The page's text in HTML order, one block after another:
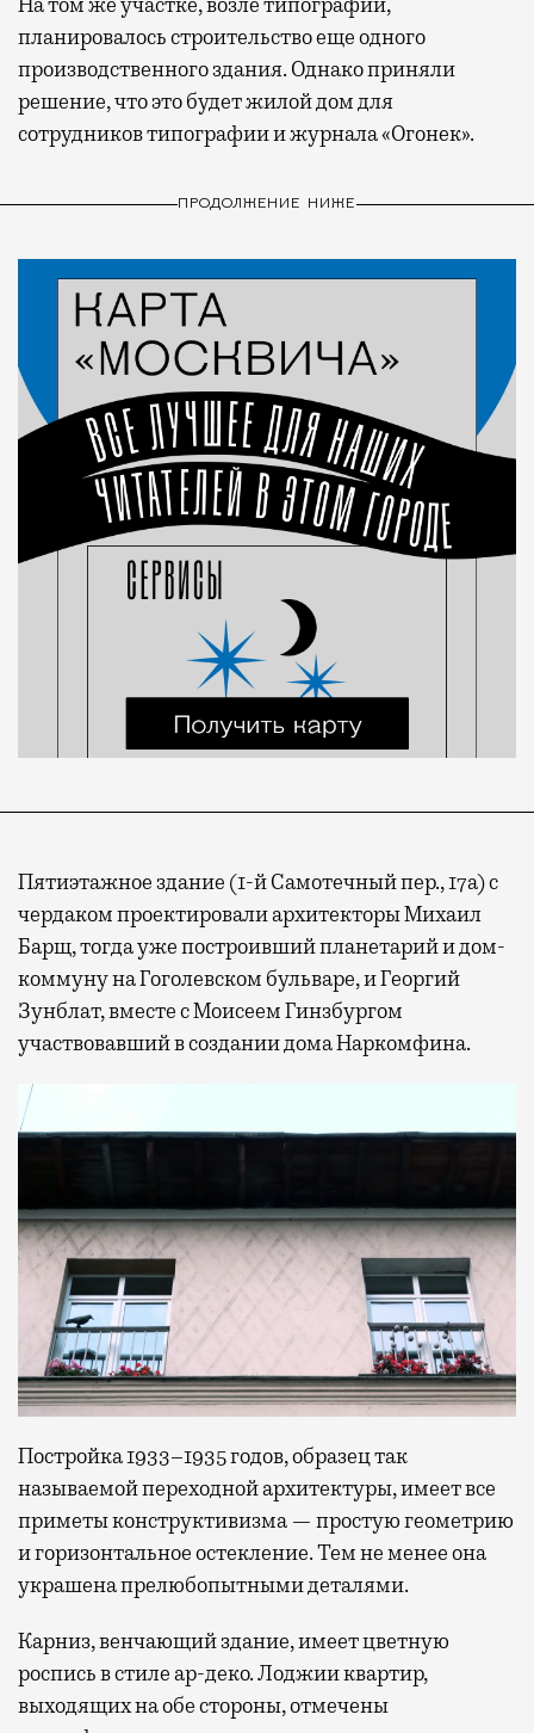
планировалось строительство еще одного
производственного здания. Однако приняли
решение, что это будет жилой дом для
сотрудников типографии и журнала «Огонек».
ПРОДОЛЖЕНИЕ НИЖЕ
Пятиэтажное здание (1-й Самотечный пер., 17а) с
чердаком проектировали архитекторы Михаил
Барщ, тогда уже построивший планетарий и дом-
коммуну на Гоголевском бульваре, и Георгий
Зунблат, вместе с Моисеем Гинзбургом
участвовавший в создании дома Наркомфина.
Постройка 1933–1935 годов, образец так
называемой переходной архитектуры, имеет все
приметы конструктивизма — простую геометрию
и горизонтальное остекление. Тем не менее она
украшена прелюбопытными деталями.
Карниз, венчающий здание, имеет цветную
роспись в стиле ар-деко. Лоджии квартир,
выходящих на обе стороны, отмечены